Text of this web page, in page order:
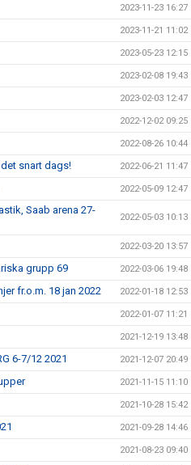
2023-11-23 16:27
2023-11-21 11:02
2023-05-23 12:15
2023-02-08 19:43
2023-02-03 12:47
2022-12-02 09:25
2022-08-26 10:44
snart dags! 2022-06-21 11:47
2022-05-09 12:47
Saab arena 27-
2022-05-03 10:13
2022-03-20 13:57
grupp 69 2022-03-06 19:48
fr.o.m. 18 jan 2022 2022-01-18 12:53
2022-01-07 11:21
2021-12-19 13:48
6-7/12 2021 2021-12-07 20:49
2021-11-15 11:10
2021-10-28 15:42
2021-09-28 14:46
2021-08-23 09:40